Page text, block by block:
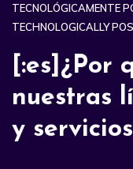
TECNOLÓGICAMENTE
TECHNOLOGICALLY
[:es]¿Por
nuestras
y